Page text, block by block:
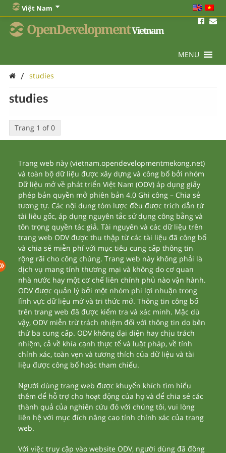
Việt Nam
OpenDevelopmentVietnam
MENU
/ studies
studies
Trang 1 of 0
Trang web này (vietnam.opendevelopmentmekong.net)
và toàn bộ dữ liệu được xây dựng và công bố bởi nhóm
Dữ liệu mở về phát triển Việt Nam (ODV) áp dụng giấy
phép bản quyền mở phiên bản 4.0 Ghi công – Chia sẻ
tương tự. Các nội dung tóm lược đều được trích dẫn từ
tài liêu gốc, áp dụng nguyên tắc sử dụng công bằng và
tôn trọng quyền tác giả. Tài nguyên và các dữ liệu trên
trang web ODV được thu thập từ các tài liệu đã công bố
và chia sẻ miễn phí với mục tiêu cung cấp thông tin
rộng rãi cho công chúng. Trang web này không phải là
dịch vụ mang tính thương mại và không do cơ quan
nhà nước hay một cơ chế liên chính phủ nào vận hành.
ODV được quản lý bởi một nhóm phi lợi nhuận trong
lĩnh vực dữ liệu mở và tri thức mở. Thông tin công bố
trên trang web đã được kiểm tra và xác minh. Mặc dù
vậy, ODV miễn trừ trách nhiệm đối với thông tin do bên
thứ ba cung cấp. ODV không đại diện hay chịu trách
nhiệm, cả về khía cạnh thực tế và luật pháp, về tính
chính xác, toàn vẹn và tương thích của dữ liệu và tài
liệu được công bố hoặc tham chiếu.
Người dùng trang web được khuyến khích tìm hiểu
thêm để hỗ trợ cho hoạt động của họ và để chia sẻ các
thành quả của nghiên cứu đó với chúng tôi, vui lòng
liên hệ với mục đích nâng cao tính chính xác của trang
web.
Với việc truy cập vào website ODV, người dùng đã đồng